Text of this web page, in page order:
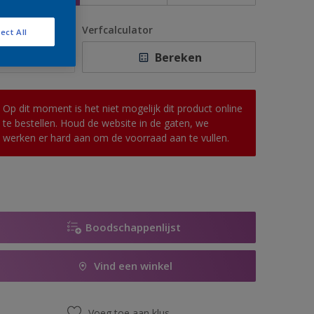
Verfcalculator
Bereken
Op dit moment is het niet mogelijk dit product online
te bestellen. Houd de website in de gaten, we
werken er hard aan om de voorraad aan te vullen.
Boodschappenlijst
Vind een winkel
All